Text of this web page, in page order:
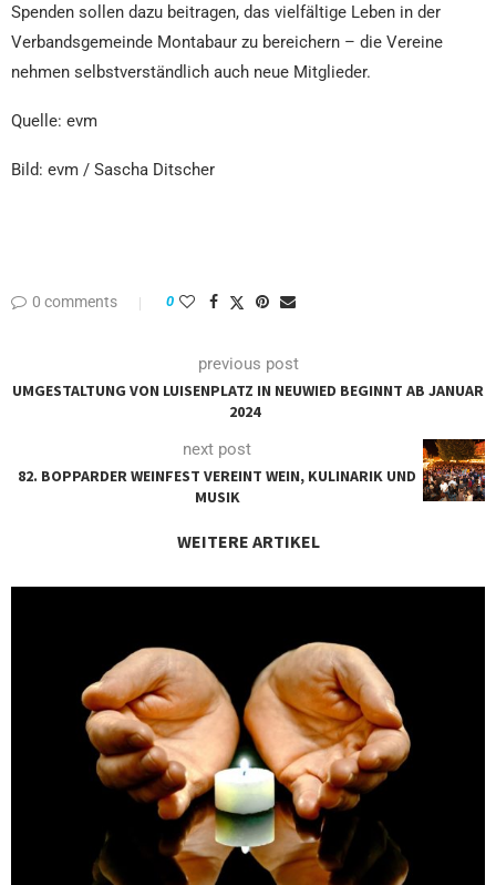
Spenden sollen dazu beitragen, das vielfältige Leben in der
Verbandsgemeinde Montabaur zu bereichern – die Vereine
nehmen selbstverständlich auch neue Mitglieder.
Quelle: evm
Bild: evm / Sascha Ditscher
0 comments 0
previous post
UMGESTALTUNG VON LUISENPLATZ IN NEUWIED BEGINNT AB JANUAR
2024
next post
82. BOPPARDER WEINFEST VEREINT WEIN, KULINARIK UND
MUSIK
WEITERE ARTIKEL